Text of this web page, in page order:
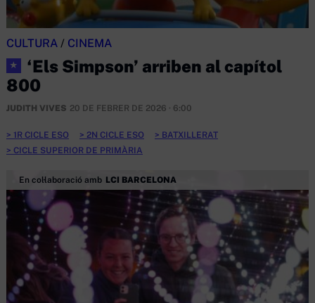
CULTURA / CINEMA
★
‘Els Simpson’ arriben al capítol
800
JUDITH VIVES 20 DE FEBRER DE 2026 · 6:00
1R CICLE ESO 2N CICLE ESO
BATXILLERAT
CICLE SUPERIOR DE PRIMÀRIA
En col·laboració amb LCI BARCELONA